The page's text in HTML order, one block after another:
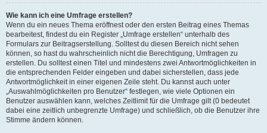
Wie kann ich eine Umfrage erstellen?
Wenn du ein neues Thema eröffnest oder den ersten Beitrag eines Themas
bearbeitest, findest du ein Register „Umfrage erstellen“ unterhalb des
Formulars zur Beitragserstellung. Solltest du diesen Bereich nicht sehen
können, so hast du wahrscheinlich nicht die Berechtigung, Umfragen zu
erstellen. Du solltest einen Titel und mindestens zwei Antwortmöglichkeiten in
die entsprechenden Felder eingeben und dabei sicherstellen, dass jede
Antwortmöglichkeit in einer eigenen Zeile steht. Du kannst auch unter
„Auswahlmöglichkeiten pro Benutzer“ festlegen, wie viele Optionen ein
Benutzer auswählen kann, welches Zeitlimit für die Umfrage gilt (0 bedeutet
dabei eine zeitlich unbegrenzte Umfrage) und schließlich, ob die Benutzer ihre
Stimme ändern können.